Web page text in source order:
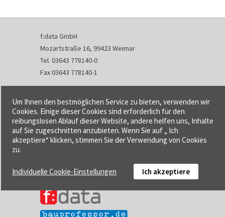
f:data GmbH
Mozartstraße 16, 99423 Weimar
Tel. 03643 778140-0
Fax 03643 778140-1
info@fdata.de
Kontakt
Impressum
Datenschutzerklärung
Urheberrecht und Haftung
Cookie-Einstellungen
Um Ihnen den bestmöglichen Service zu bieten, verwenden wir
Cookies. Einige dieser Cookies sind erforderlich für den
reibungslosen Ablauf dieser Website, andere helfen uns, Inhalte
auf Sie zugeschnitten anzubieten. Wenn Sie auf „ Ich
akzeptiere“ klicken, stimmen Sie der Verwendung von Cookies
zu.
Individuelle Cookie-Einstellungen Ich akzeptiere